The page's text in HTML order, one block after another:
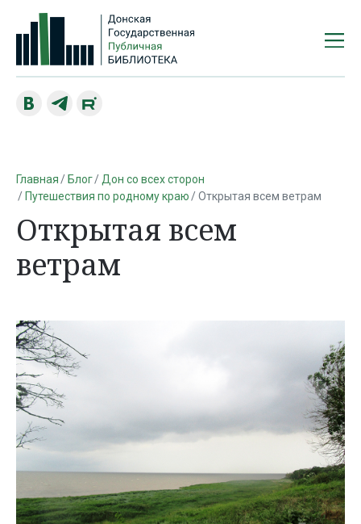
Главная Блог
Дон со всех сторон
Путешествия по родному краю
Открытая всем ветрам
Открытая всем
ветрам